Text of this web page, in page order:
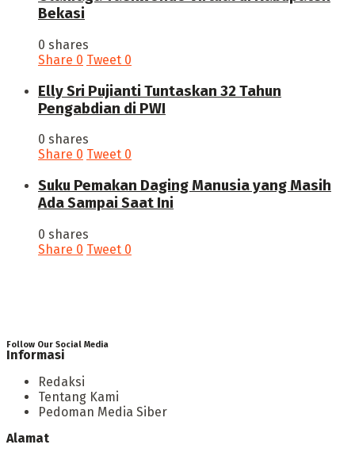
Bekasi
0 shares
Share 0 Tweet 0
Elly Sri Pujianti Tuntaskan 32 Tahun
Pengabdian di PWI
0 shares
Share 0 Tweet 0
‎Suku Pemakan Daging Manusia yang Masih
Ada Sampai Saat Ini
0 shares
Share 0 Tweet 0
Follow Our Social Media
Informasi
Redaksi
Tentang Kami
Pedoman Media Siber
Alamat